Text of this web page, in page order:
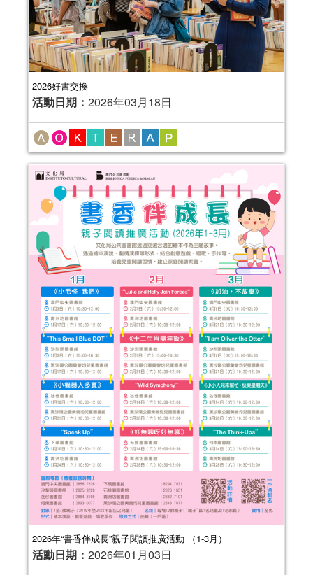
2026好書交換
活動日期： 2026年03月18日
2026年“書香伴成長”親子閱讀推廣活動 （1-3月）
活動日期： 2026年01月03日